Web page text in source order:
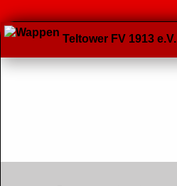
Teltower FV 1913 e.V.